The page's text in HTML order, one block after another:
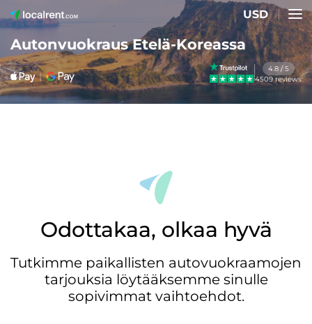
USD
Autonvuokraus Etelä-Koreassa
4.8 / 5
4509 reviews
Odottakaa, olkaa hyvä
Tutkimme paikallisten autovuokraamojen
tarjouksia löytääksemme sinulle
sopivimmat vaihtoehdot.